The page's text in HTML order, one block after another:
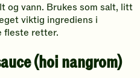
og vann. Brukes som salt, litt
viktig ingrediens i
fleste retter.
(hoi nangrom)